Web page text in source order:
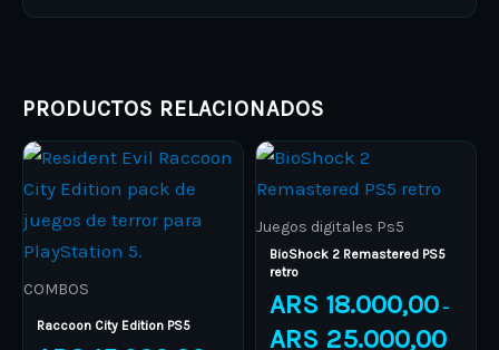
PRODUCTOS RELACIONADOS
COMBOS
Raccoon City Edition PS5
range:
ARS 15.000,00
ARS 16.000,00
This
product
has
multiple
variants.
Juegos digitales Ps5
BioShock 2 Remastered PS5
retro
ARS 18.000,00 –
ARS 25.000,00
Price
This
product
has
multiple
variants.
The
options